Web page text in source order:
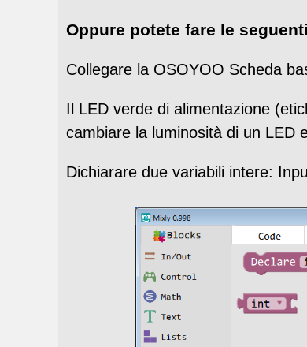
Oppure potete fare le
Collegare la OSOYOO Scheda
Il LED verde di alimentazione
cambiare la luminosità di un LED
Dichiarare due variabili intere: